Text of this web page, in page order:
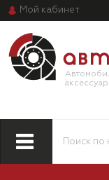
Мой кабинет